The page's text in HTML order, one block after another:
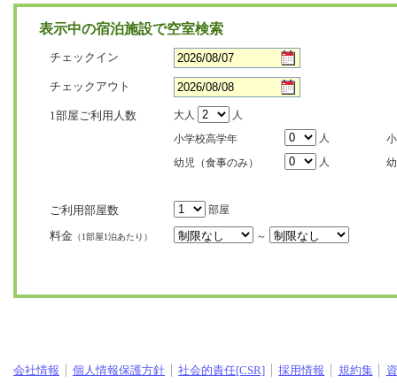
表示中の宿泊施設で空室検索
チェックイン
チェックアウト
1部屋ご利用人数 大人
人
小学校高学年
人
幼児（食事のみ）
人
ご利用部屋数 部屋
料金 （1部屋1泊あたり） ～
会社情報 個人情報保護方針 社会的責任[CSR] 採用情報 規約集